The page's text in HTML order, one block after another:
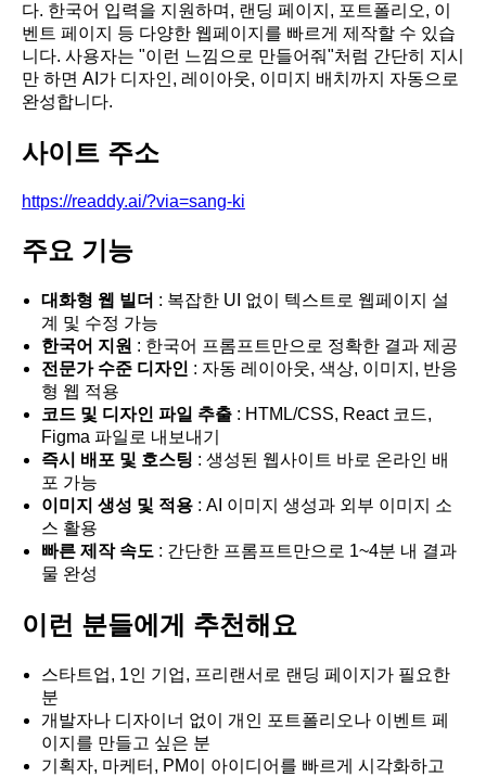
다. 한국어 입력을 지원하며, 랜딩 페이지, 포트폴리오, 이
벤트 페이지 등 다양한 웹페이지를 빠르게 제작할 수 있습
니다. 사용자는 "이런 느낌으로 만들어줘"처럼 간단히 지시
만 하면 AI가 디자인, 레이아웃, 이미지 배치까지 자동으로
완성합니다.
사이트 주소
https://readdy.ai/?via=sang-ki
주요 기능
대화형 웹 빌더 : 복잡한 UI 없이 텍스트로 웹페이지 설
계 및 수정 가능
한국어 지원 : 한국어 프롬프트만으로 정확한 결과 제공
전문가 수준 디자인 : 자동 레이아웃, 색상, 이미지, 반응
형 웹 적용
코드 및 디자인 파일 추출 : HTML/CSS, React 코드,
Figma 파일로 내보내기
즉시 배포 및 호스팅 : 생성된 웹사이트 바로 온라인 배
포 가능
이미지 생성 및 적용 : AI 이미지 생성과 외부 이미지 소
스 활용
빠른 제작 속도 : 간단한 프롬프트만으로 1~4분 내 결과
물 완성
이런 분들에게 추천해요
스타트업, 1인 기업, 프리랜서로 랜딩 페이지가 필요한
분
개발자나 디자이너 없이 개인 포트폴리오나 이벤트 페
이지를 만들고 싶은 분
기획자, 마케터, PM이 아이디어를 빠르게 시각화하고